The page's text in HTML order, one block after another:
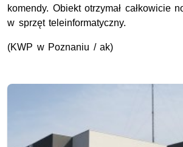
komendy. Obiekt otrzymał całkowicie
w sprzęt teleinformatyczny.
(KWP w Poznaniu / ak)